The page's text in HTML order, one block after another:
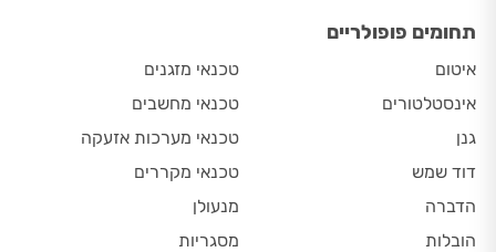
תחומים פופולריים
איטום
אינסטלטורים
גנן
דוד שמש
הדברה
הובלות
טכנאי מזגנים
טכנאי מחשבים
טכנאי מערכות אזעקה
טכנאי מקררים
מנעולן
מסגריות